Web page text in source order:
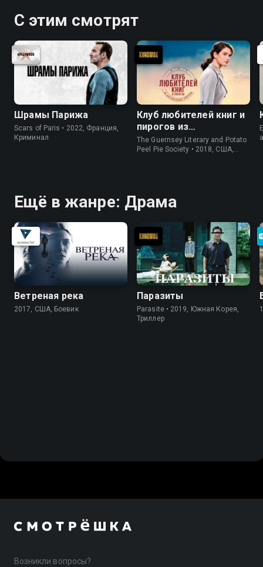
С этим смотрят
Шрамы Парижа
Scars of Paris • 2022, Франция,
Криминал
Клуб любителей книг и
пирогов из
картофельных
очистков
The Guernsey Literary and Potato
Peel Pie Society • 2018, США,
Ещё в жанре: Драма
Ветреная река
2017, США, Боевик
Паразиты
Parasite • 2019, Южная Корея,
Триллер
Возникли вопросы?